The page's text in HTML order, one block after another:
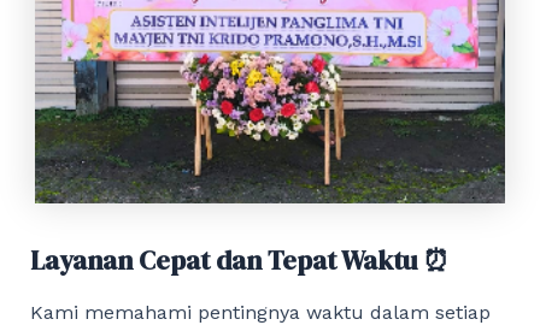
Layanan Cepat dan Tepat Waktu ⏰
Kami memahami pentingnya waktu dalam setiap